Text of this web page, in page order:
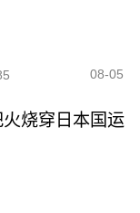
08-05
烧穿日本国运